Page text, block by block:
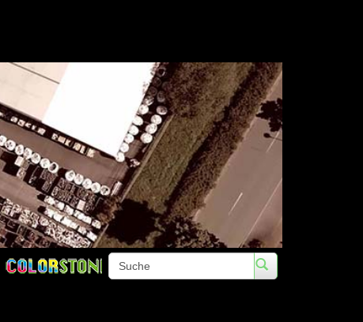
Telefon: +49 (0)3672 422020 •